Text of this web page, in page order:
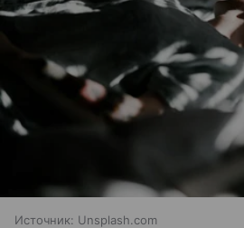
Источник: Unsplash.com